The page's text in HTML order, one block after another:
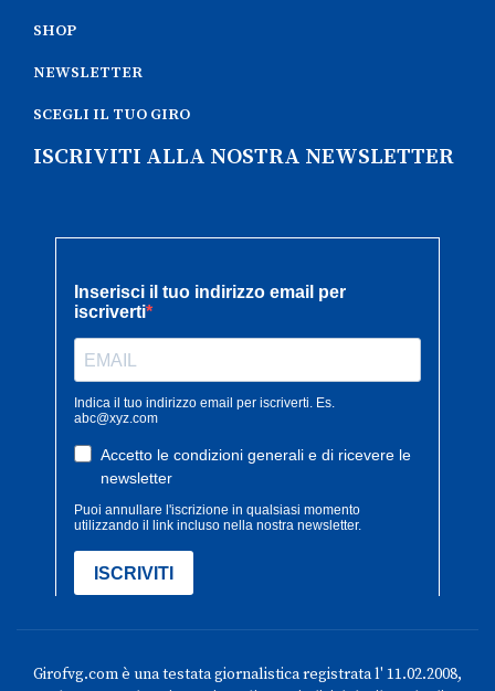
SHOP
NEWSLETTER
SCEGLI IL TUO GIRO
ISCRIVITI ALLA NOSTRA NEWSLETTER
Girofvg.com è una testata giornalistica registrata l' 11.02.2008,